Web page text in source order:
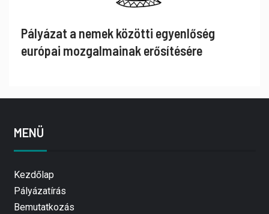
Pályázat a nemek közötti egyenlőség
európai mozgalmainak erősítésére
MENÜ
Kezdőlap
Pályázatírás
Bemutatkozás